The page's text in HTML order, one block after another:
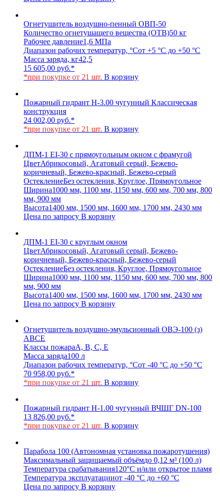
Огнетушитель воздушно-пенный ОВП-50
Количество огнетушащего вещества (ОТВ)50 кг
Рабочее давление1,6 МПа
Диапазон рабочих температур, °Сот +5 °С до +50 °С
Масса заряда, кг42,5
15 605,00 руб.*
*при покупке от 21 шт. В корзину
Пожарный гидрант Н-3.00 чугунный Классическая
конструкция
24 002,00 руб.*
*при покупке от 21 шт. В корзину
ДПМ-1 EI-30 с прямоугольным окном с фрамугой
ЦветАбрикосовый, Агатовый серый, Бежево-
коричневый, Бежево-красный, Бежево-серый
ОстеклениеБез остекления, Круглое, Прямоугольное
Ширина1000 мм, 1100 мм, 1150 мм, 600 мм, 700 мм, 800
мм, 900 мм
Высота1400 мм, 1500 мм, 1600 мм, 1700 мм, 2430 мм
Цена по запросу В корзину
ДПМ-1 EI-30 с круглым окном
ЦветАбрикосовый, Агатовый серый, Бежево-
коричневый, Бежево-красный, Бежево-серый
ОстеклениеБез остекления, Круглое, Прямоугольное
Ширина1000 мм, 1100 мм, 1150 мм, 600 мм, 700 мм, 800
мм, 900 мм
Высота1400 мм, 1500 мм, 1600 мм, 1700 мм, 2430 мм
Цена по запросу В корзину
Огнетушитель воздушно-эмульсионный ОВЭ-100 (з)
АВCЕ
Классы пожараA, B, C, E
Масса заряда100 л
Диапазон рабочих температур, °Сот -40 °С до +50 °С
70 958,00 руб.*
*при покупке от 21 шт. В корзину
Пожарный гидрант Н-1.00 чугунный ВЧШГ DN-100
13 826,00 руб.*
*при покупке от 21 шт. В корзину
Парабола 100 (Автономная установка пожаротушения)
Максимальный защищаемый объёмдо 0,12 м³ (100 л)
Температура срабатывания120°С и/или открытое пламя
Температура эксплуатацииот -40 °C до +60 °C
Цена по запросу В корзину